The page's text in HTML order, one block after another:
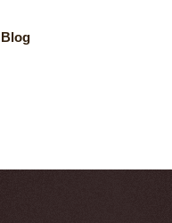
Blog